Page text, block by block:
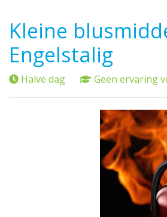
Kleine
Engelstalig
Halve dag Geen ervaring